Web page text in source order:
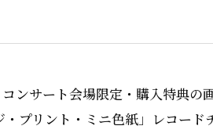
ンサート会場限定・購入特典の
・プリント・ミニ色紙」レコー